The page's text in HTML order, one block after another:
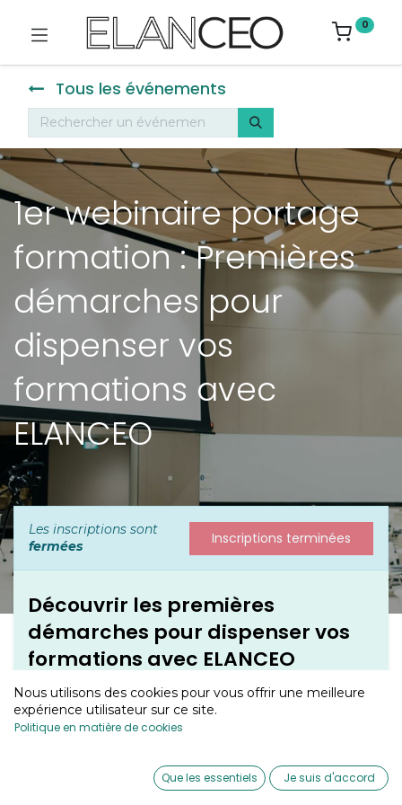
0
Wishlist Account
0
Tous les événements
1er webinaire portage
formation : Premières
démarches pour
dispenser vos
formations avec
ELANCEO
Les inscriptions sont
fermées
Inscriptions terminées
Découvrir les premières
démarches pour dispenser vos
formations avec ELANCEO
ELANCEO vous propose un webinaire dédié à la prise
en main de son outil de gestion de la formation, afin de
vous accompagner pas à pas dans le lancement de
votre activité de formateur.
Au cours de ce webinaire, vous apprendrez à :
Nous utilisons des cookies pour vous offrir une meilleure
expérience utilisateur sur ce site.
Politique en matière de cookies
Que les essentiels Je suis d'accord